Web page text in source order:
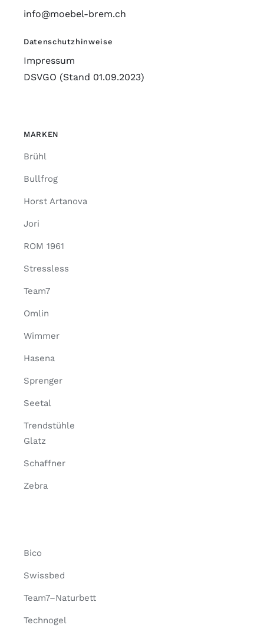
info@moebel-brem.ch
Datenschutzhinweise
Impressum
DSVGO (Stand 01.09.2023)
MARKEN
Brühl
Bullfrog
Horst Artanova
Jori
ROM 1961
Stressless
Team7
Omlin
Wimmer
Hasena
Sprenger
Seetal
Trendstühle
Glatz
Schaffner
Zebra
Bico
Swissbed
Team7–Naturbett
Technogel